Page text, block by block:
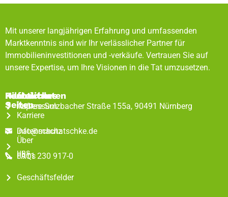
Mit unserer langjährigen Erfahrung und umfassenden
Marktkenntnis sind wir Ihr verlässlicher Partner für
Immobilieninvestitionen und -verkäufe. Vertrauen Sie auf
unsere Expertise, um Ihre Visionen in die Tat umzusetzen.
Rechtliches
Impressum
Datenschutz
FAQs
Hilfreiche
Seiten
Karriere
Über
uns
Geschäftsfelder
Kontaktdaten
Äußere Sulzbacher Straße 155a, 90491 Nürnberg
info@machatschke.de
0911 230 917-0